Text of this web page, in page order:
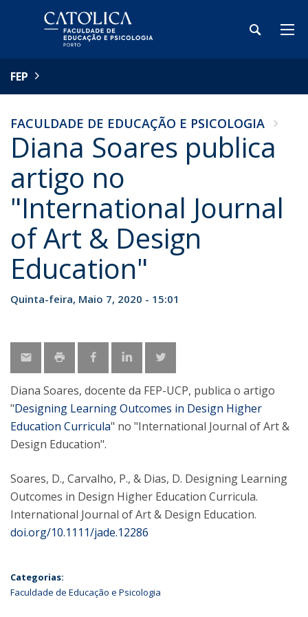
FEP
FACULDADE DE EDUCAÇÃO E PSICOLOGIA
Diana Soares publica
artigo no
"International Journal
of Art & Design
Education"
Quinta-feira, Maio 7, 2020 - 15:01
Diana Soares, docente da FEP-UCP, publica o artigo
"Designing Learning Outcomes in Design Higher
Education Curricula" no "International Journal of Art &
Design Education".
Soares, D., Carvalho, P., & Dias, D. Designing Learning
Outcomes in Design Higher Education Curricula.
International Journal of Art & Design Education.
doi.org/10.1111/jade.12286
Categorias:
Faculdade de Educação e Psicologia